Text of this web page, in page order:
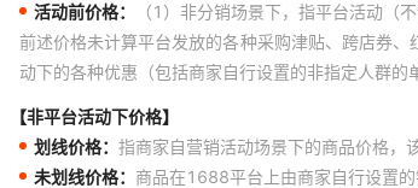
活动前价格：
（1）非分销场景下，指平台活动（
前述价格未计算平台发放的各种采购津贴、跨店券
动下的各种优惠（包括商家自行设置的非指定人群
【非平台活动下价格】
划线价格： 指商家自营销活动场景下的商品价格，
未划线价格： 商品在1688平台上由商家自行设置